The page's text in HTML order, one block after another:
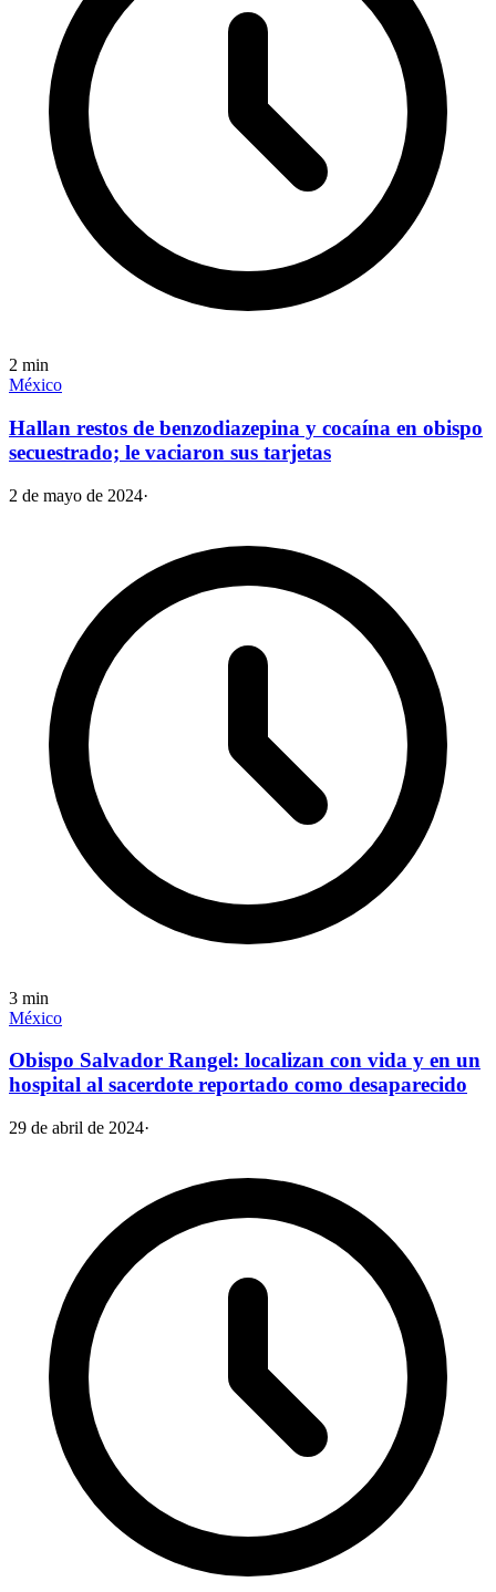
2 min
México
Hallan restos de benzodiazepina y cocaína en obispo
secuestrado; le vaciaron sus tarjetas
2 de mayo de 2024·
3 min
México
Obispo Salvador Rangel: localizan con vida y en un
hospital al sacerdote reportado como desaparecido
29 de abril de 2024·